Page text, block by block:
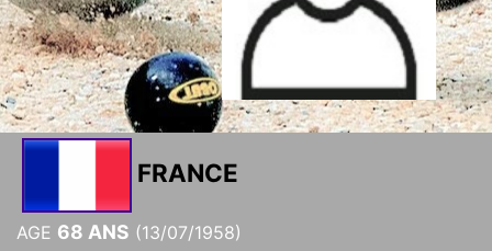
FRANCE
AGE 68 ANS (13/07/1958)